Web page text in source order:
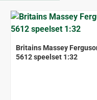
Britains Massey
5612 speelset 1:32